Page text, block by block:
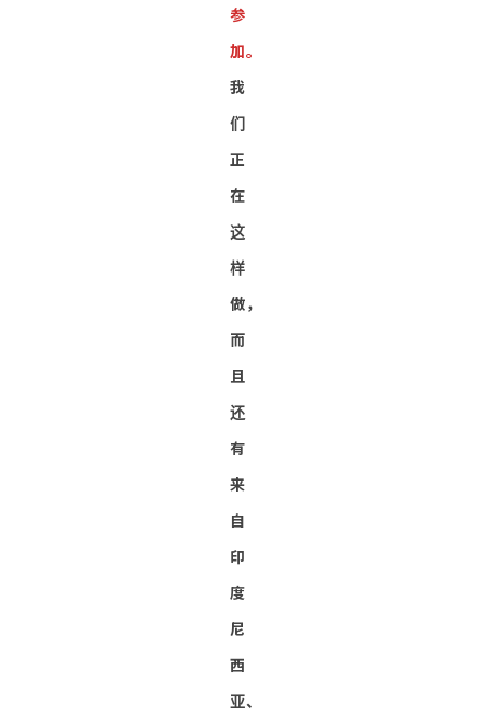
参
加。
我
们
正
在
这
样
做，
而
且
还
有
来
自
印
度
尼
西
亚、